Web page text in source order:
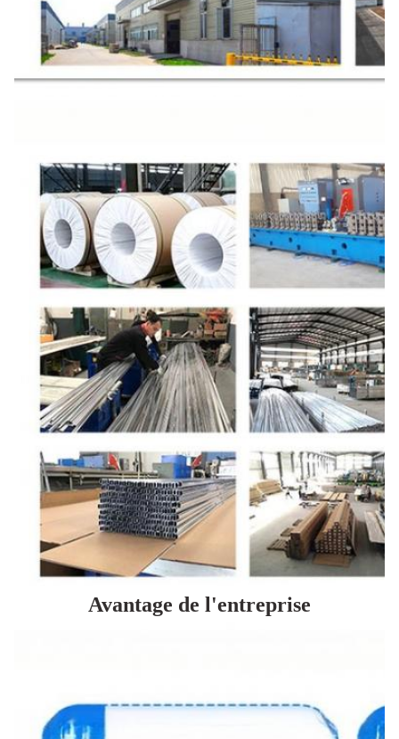
Avantage de l'entreprise